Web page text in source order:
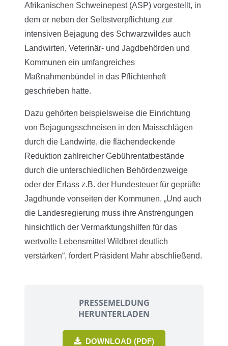
Afrikanischen Schweinepest (ASP) vorgestellt, in
dem er neben der Selbstverpflichtung zur
intensiven Bejagung des Schwarzwildes auch
Landwirten, Veterinär- und Jagdbehörden und
Kommunen ein umfangreiches
Maßnahmenbündel in das Pflichtenheft
geschrieben hatte.
Dazu gehörten beispielsweise die Einrichtung
von Bejagungsschneisen in den Maisschlägen
durch die Landwirte, die flächendeckende
Reduktion zahlreicher Gebührentatbestände
durch die unterschiedlichen Behördenzweige
oder der Erlass z.B. der Hundesteuer für geprüfte
Jagdhunde vonseiten der Kommunen. „Und auch
die Landesregierung muss ihre Anstrengungen
hinsichtlich der Vermarktungshilfen für das
wertvolle Lebensmittel Wildbret deutlich
verstärken“, fordert Präsident Mahr abschließend.
PRESSEMELDUNG
HERUNTERLADEN
DOWNLOAD (PDF)